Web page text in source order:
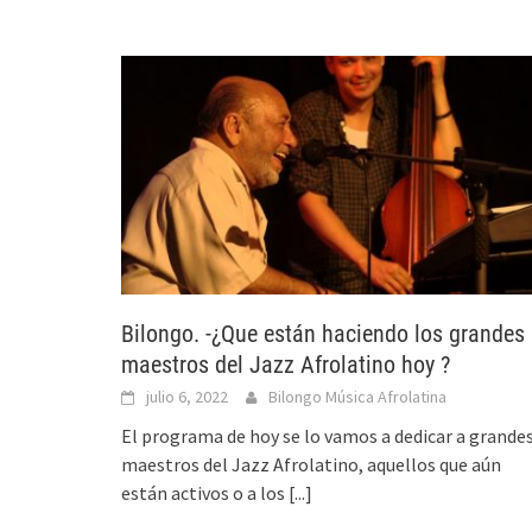
Bilongo. -¿Que están haciendo los grandes
maestros del Jazz Afrolatino hoy ?
julio 6, 2022 Bilongo Música Afrolatina
El programa de hoy se lo vamos a dedicar a
maestros del Jazz Afrolatino, aquellos que aún
están activos o a los [...]